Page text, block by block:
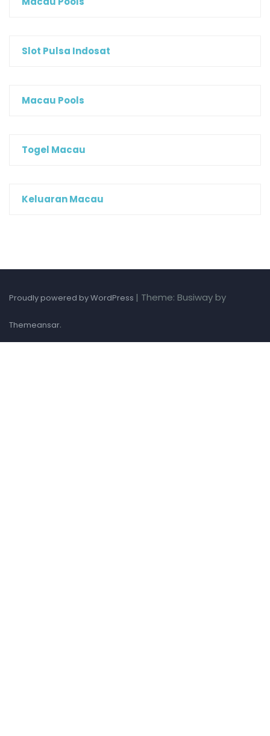
Slot Pulsa Indosat
Macau Pools
Togel Macau
Keluaran Macau
Proudly powered by WordPress | Theme: Busiway by
Themeansar.